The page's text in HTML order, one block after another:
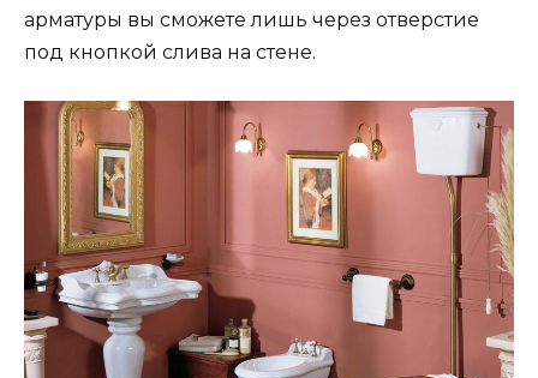
арматуры вы сможете лишь через отверстие
под кнопкой слива на стене.